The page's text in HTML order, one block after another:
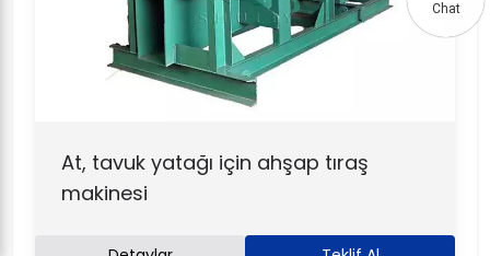
At, tavuk yatağı için ahşap tıraş
makinesi
Chat